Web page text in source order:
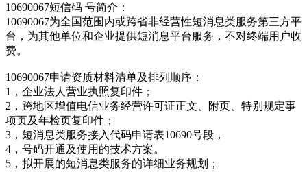
10690067短信码 号简介：
10690067为全国范围内或跨省非经营性短消息类服务第三方平
台，为其他单位和企业提供短消息平台服务，不对终端用户收
费。
10690067申请资质材料清单及排列顺序：
1，企业法人营业执照复印件；
2，跨地区增值电信业务经营许可证正文、附页、特别规定事
项页及年检页复印件；
3，短消息类服务接入代码申请表10690号段，
4，号码开通及使用的技术方案。
5，拟开展的短消息类服务的详细业务规划；